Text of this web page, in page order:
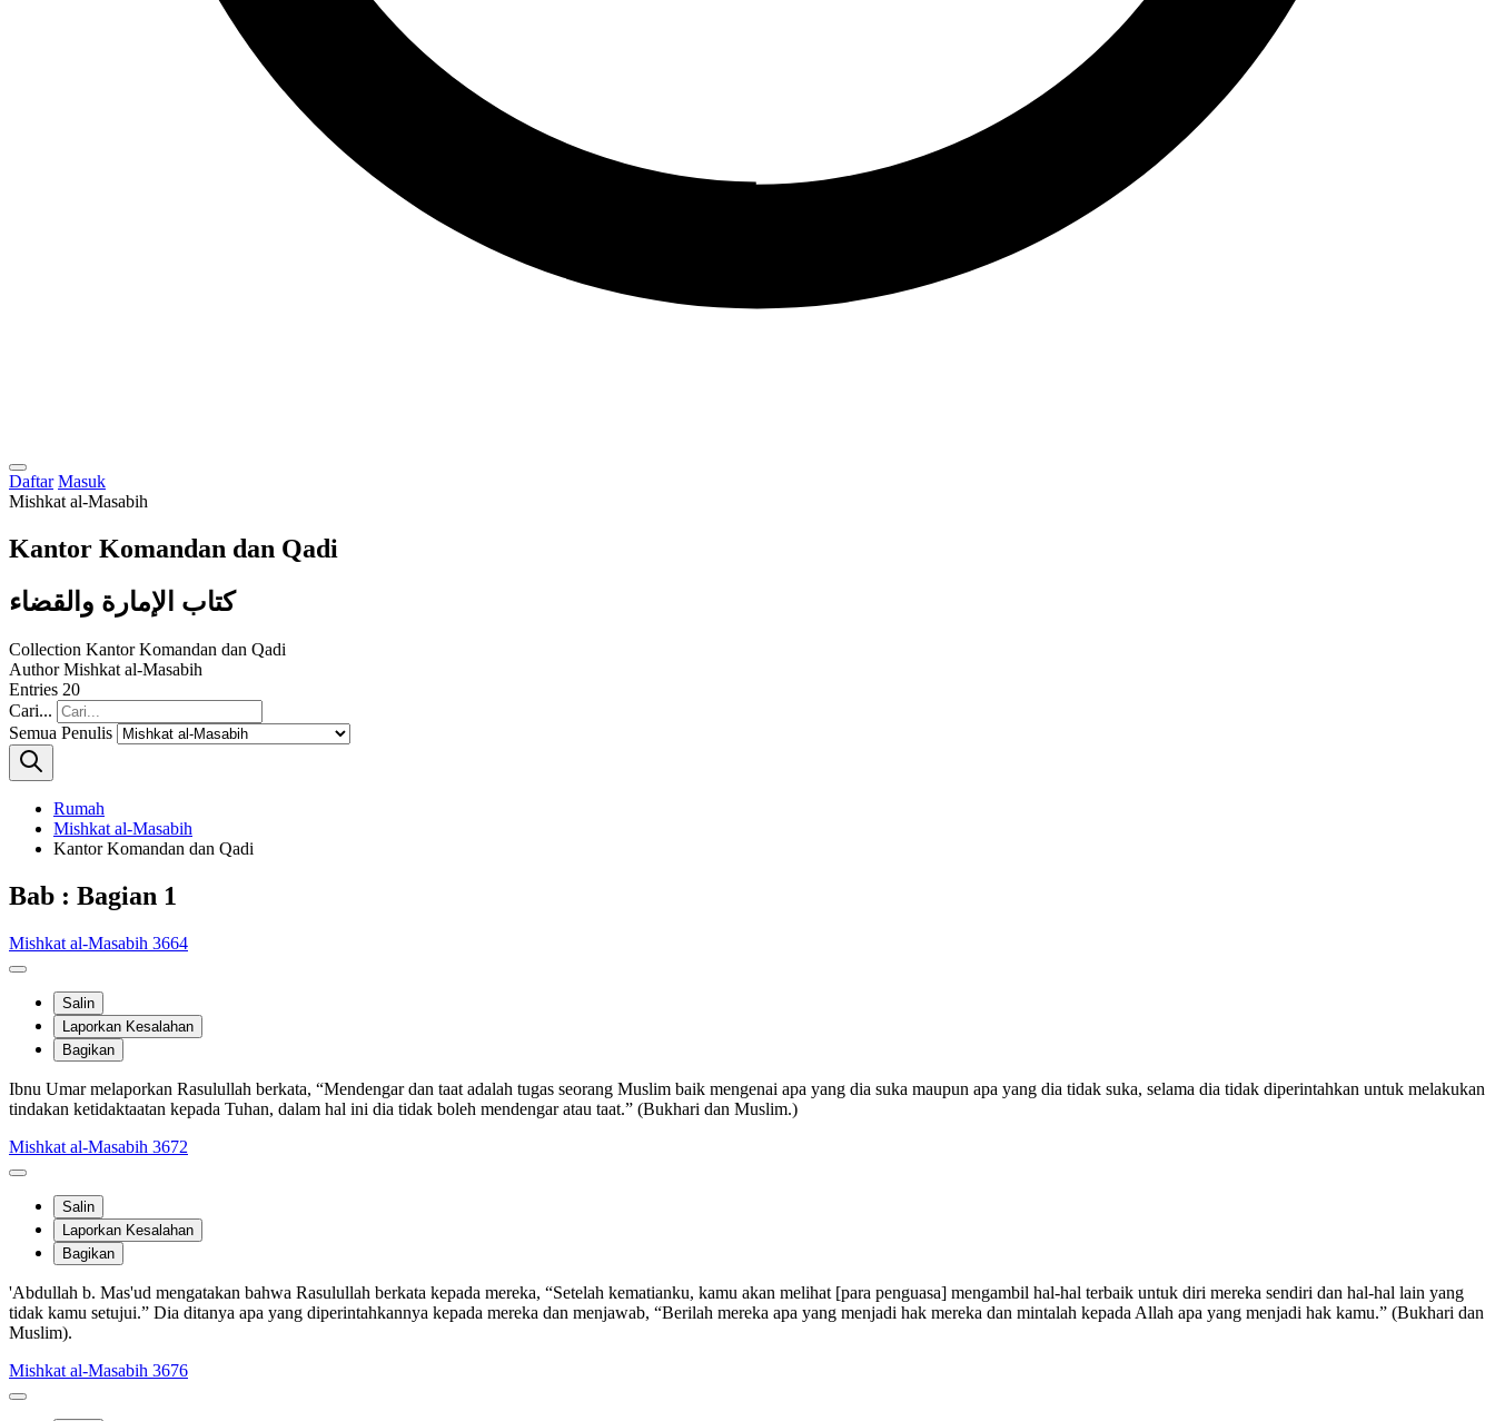
Daftar Masuk
Mishkat al-Masabih
Kantor Komandan dan Qadi
كتاب الإمارة والقضاء
Collection Kantor Komandan dan Qadi
Author Mishkat al-Masabih
Entries 20
Cari...
Semua Penulis
Rumah
Mishkat al-Masabih
Kantor Komandan dan Qadi
Bab : Bagian 1
Mishkat al-Masabih 3664
Salin
Laporkan Kesalahan
Bagikan
Ibnu Umar melaporkan Rasulullah berkata, “Mendengar dan taat adalah tugas seorang Muslim baik mengenai apa yang dia suka maupun apa yang dia tidak suka, selama dia tidak diperintahkan untuk melakukan
tindakan ketidaktaatan kepada Tuhan, dalam hal ini dia tidak boleh mendengar atau taat.” (Bukhari dan Muslim.)
Mishkat al-Masabih 3672
Salin
Laporkan Kesalahan
Bagikan
'Abdullah b. Mas'ud mengatakan bahwa Rasulullah berkata kepada mereka, “Setelah kematianku, kamu akan melihat [para penguasa] mengambil hal-hal terbaik untuk diri mereka sendiri dan hal-hal lain yang
tidak kamu setujui.” Dia ditanya apa yang diperintahkannya kepada mereka dan menjawab, “Berilah mereka apa yang menjadi hak mereka dan mintalah kepada Allah apa yang menjadi hak kamu.” (Bukhari dan
Muslim).
Mishkat al-Masabih 3676